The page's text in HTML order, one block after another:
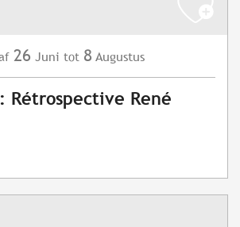
26 Juni tot 8 Augustus
Rétrospective René